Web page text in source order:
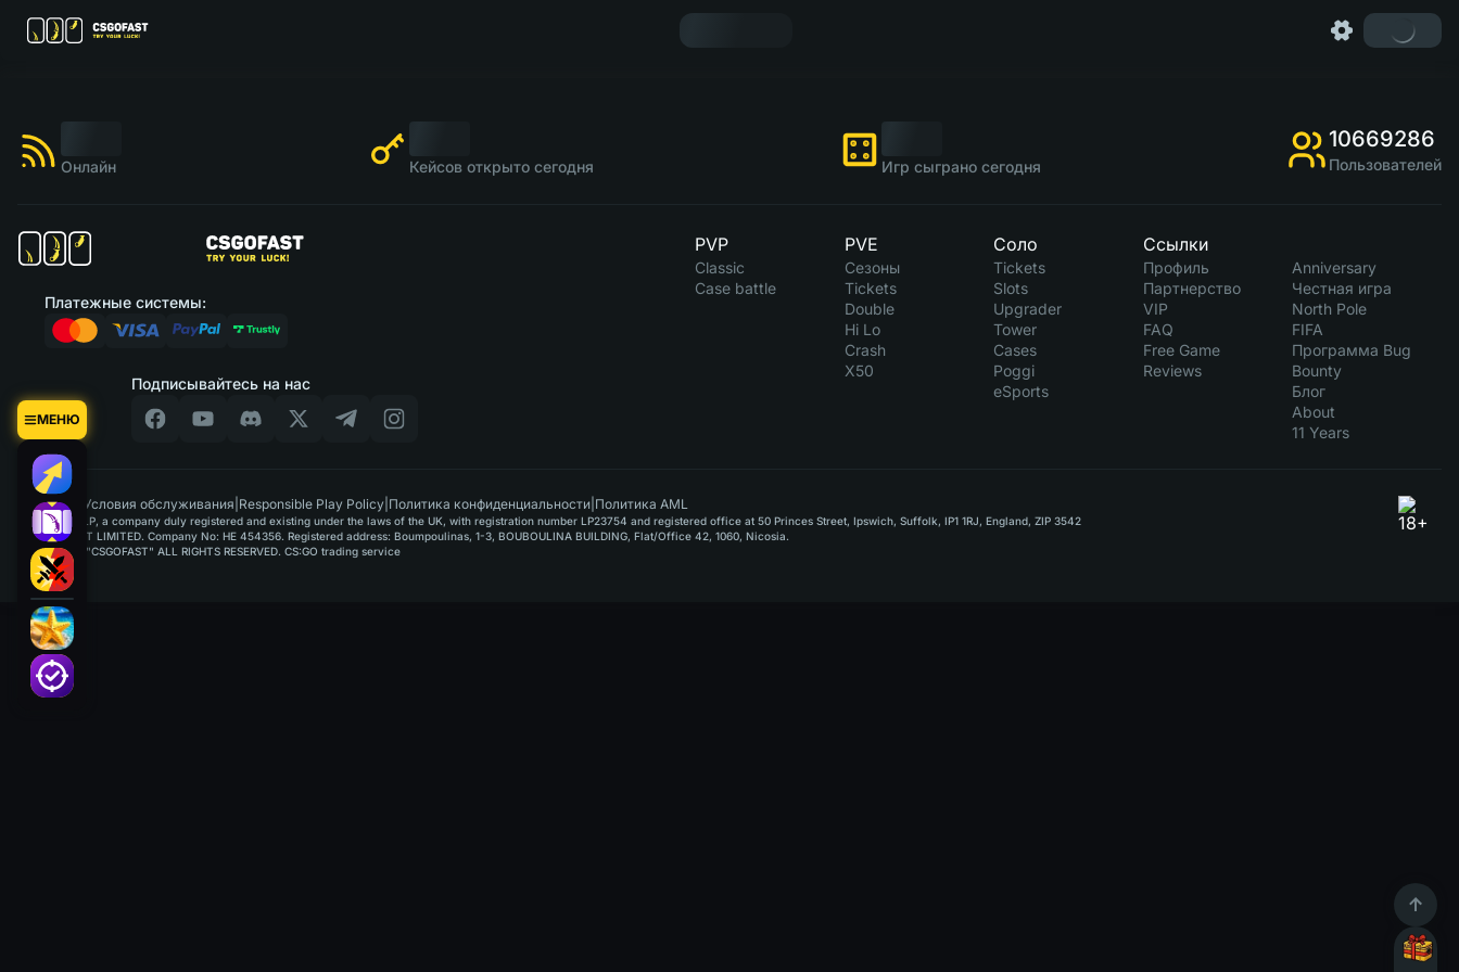
МЕНЮ
Онлайн Кейсов открыто сегодня Игр сыграно сегодня
10669286
Пользователей
Подписывайтесь на нас
Платежные системы:
PVP
Classic
Case battle
PVE
Сезоны
Tickets
Double
Hi Lo
Crash
X50
Соло
Tickets
Slots
Upgrader
Tower
Cases
Poggi
eSports
Ссылки
Профиль
Партнерство
VIP
FAQ
Free Game
Reviews
Anniversary
Честная игра
North Pole
FIFA
Программа Bug
Bounty
Блог
About
11 Years
RU Условия обслуживания Responsible Play Policy Политика конфиденциальности Политика AML
GAMUSOFT LP, a company duly registered and existing under the laws of the UK, with registration number LP23754 and registered office at 50 Princes Street, Ipswich, Suffolk, IP1 1RJ, England, ZIP 3542
PAYPLAYSOFT LIMITED. Company No: HE 454356. Registered address: Boumpoulinas, 1-3, BOUBOULINA BUILDING, Flat/Office 42, 1060, Nicosia.
©2015-2026 "CSGOFAST" ALL RIGHTS RESERVED. CS:GO trading service